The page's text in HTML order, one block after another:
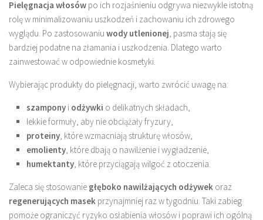
Pielęgnacja włosów po ich rozjaśnieniu odgrywa niezwykle istotną
rolę w minimalizowaniu uszkodzeń i zachowaniu ich zdrowego
wyglądu. Po zastosowaniu wody utlenionej, pasma stają się
bardziej podatne na złamania i uszkodzenia. Dlatego warto
zainwestować w odpowiednie kosmetyki.
Wybierając produkty do pielęgnacji, warto zwrócić uwagę na:
szampony i odżywki o delikatnych składach,
lekkie formuły, aby nie obciążały fryzury,
proteiny, które wzmacniają strukturę włosów,
emolienty, które dbają o nawilżenie i wygładzenie,
humektanty, które przyciągają wilgoć z otoczenia.
Zaleca się stosowanie głęboko nawilżających odżywek oraz
regenerujących masek przynajmniej raz w tygodniu. Taki zabieg
pomoże ograniczyć ryzyko osłabienia włosów i poprawi ich ogólną